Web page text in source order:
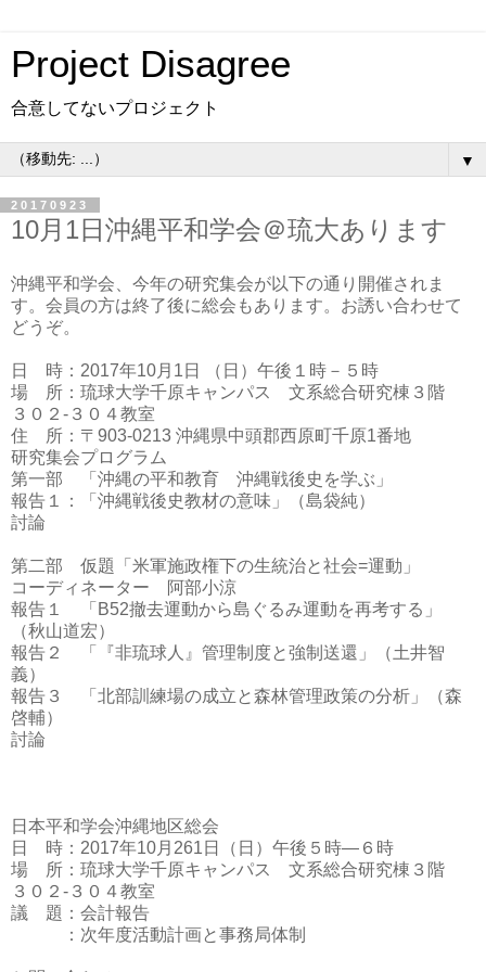
Project Disagree
合意してないプロジェクト
▼
20170923
10月1日沖縄平和学会＠琉大あります
沖縄平和学会、今年の研究集会が以下の通り開催されま
す。会員の方は終了後に総会もあります。お誘い合わせて
どうぞ。
日 時：2017年10月1日 （日）午後１時－５時
場 所：琉球大学千原キャンパス 文系総合研究棟３階
３０２-３０４教室
住 所：〒903-0213 沖縄県中頭郡西原町千原1番地
研究集会プログラム
第一部 「沖縄の平和教育 沖縄戦後史を学ぶ」
報告１：「沖縄戦後史教材の意味」（島袋純）
討論
第二部 仮題「米軍施政権下の生統治と社会=運動」
コーディネーター 阿部小涼
報告１ 「B52撤去運動から島ぐるみ運動を再考する」
（秋山道宏）
報告２ 「『非琉球人』管理制度と強制送還」（土井智
義）
報告３ 「北部訓練場の成立と森林管理政策の分析」（森
啓輔）
討論
日本平和学会沖縄地区総会
日 時：2017年10月261日（日）午後５時―６時
場 所：琉球大学千原キャンパス 文系総合研究棟３階
３０２-３０４教室
議 題：会計報告
：次年度活動計画と事務局体制